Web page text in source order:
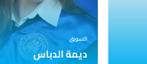
التسويق
ديمة الدباس